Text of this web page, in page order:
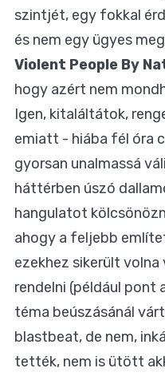
szintjét, egy fokkal
és nem egy ügyes
Violent People By
hogy azért nem
Igen, kitaláltátok,
emiatt - hiába fél óra
gyorsan unalmassá
háttérben úszó
hangulatot
ahogy a feljebb
ezekhez sikerült
rendelni (például pont
téma beúszásánál
blastbeat, de nem,
tették, nem is ütött